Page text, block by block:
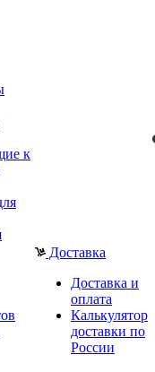
к
Доставка
Доставка и
оплата
Калькулятор
доставки по
России